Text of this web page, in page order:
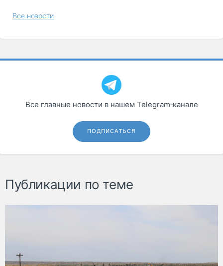
Все новости
Все главные новости в нашем Telegram‑канале
ПОДПИСАТЬСЯ
Публикации по теме